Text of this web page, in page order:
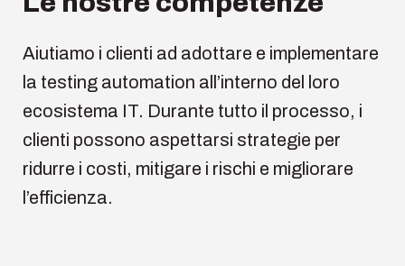
Aiutiamo i clienti ad adottare e implementare
la testing automation all’interno del loro
ecosistema IT. Durante tutto il processo, i
clienti possono aspettarsi strategie per
ridurre i costi, mitigare i rischi e migliorare
l’efficienza.